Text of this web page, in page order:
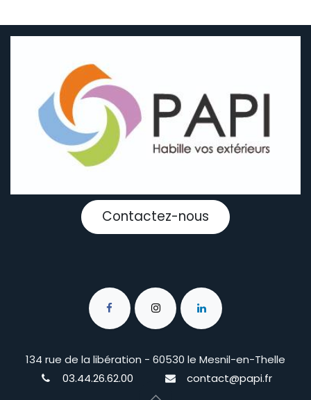
Contactez-nous
134 rue de la libération - 60530 le Mesnil-en-Thelle
03.44.26.62.00
contact@papi.fr